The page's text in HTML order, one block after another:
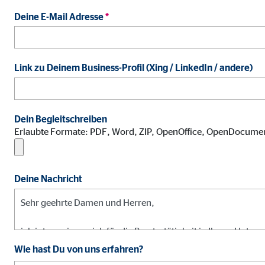
Deine E-Mail Adresse*
Link zu Deinem Business-Profil (Xing / LinkedIn / andere)
Dein Begleitschreiben
Erlaubte Formate: PDF, Word, ZIP, OpenOffice,
Deine Nachricht
Wie hast Du von uns erfahren?
Cookie Laufzeit: 24
ProvenExpert | Empfänger: OVB, Expert
Name:
Vimeo
Name: